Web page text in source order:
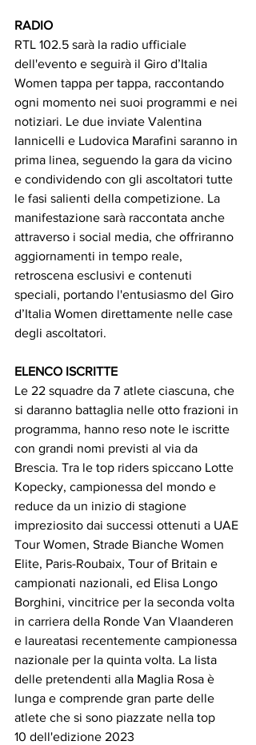
RADIO
RTL 102.5 sarà la radio ufficiale
dell'evento e seguirà il Giro d’Italia
Women tappa per tappa, raccontando
ogni momento nei suoi programmi e nei
notiziari. Le due inviate Valentina
Iannicelli e Ludovica Marafini saranno in
prima linea, seguendo la gara da vicino
e condividendo con gli ascoltatori tutte
le fasi salienti della competizione. La
manifestazione sarà raccontata anche
attraverso i social media, che offriranno
aggiornamenti in tempo reale,
retroscena esclusivi e contenuti
speciali, portando l'entusiasmo del Giro
d’Italia Women direttamente nelle case
degli ascoltatori.
ELENCO ISCRITTE
Le 22 squadre da 7 atlete ciascuna, che
si daranno battaglia nelle otto frazioni in
programma, hanno reso note le iscritte
con grandi nomi previsti al via da
Brescia. Tra le top riders spiccano Lotte
Kopecky, campionessa del mondo e
reduce da un inizio di stagione
impreziosito dai successi ottenuti a UAE
Tour Women, Strade Bianche Women
Elite, Paris-Roubaix, Tour of Britain e
campionati nazionali, ed Elisa Longo
Borghini, vincitrice per la seconda volta
in carriera della Ronde Van Vlaanderen
e laureatasi recentemente campionessa
nazionale per la quinta volta. La lista
delle pretendenti alla Maglia Rosa è
lunga e comprende gran parte delle
atlete che si sono piazzate nella top
10 dell'edizione 2023